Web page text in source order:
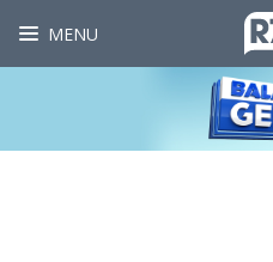
MENU